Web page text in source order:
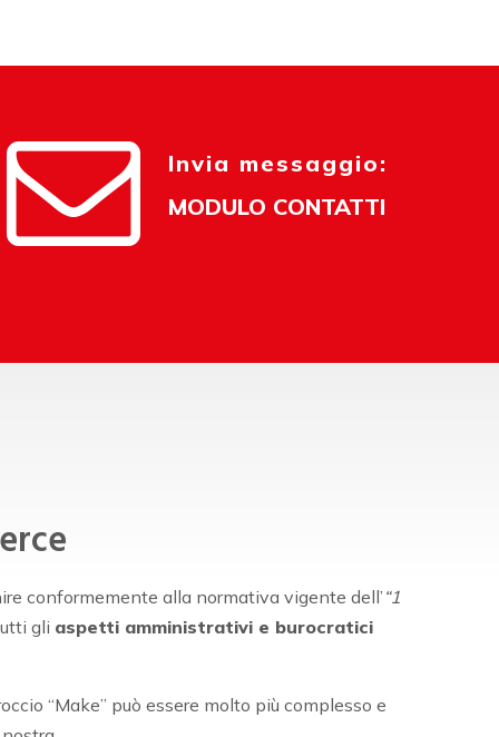
Invia messaggio:
MODULO CONTATTI
conformemente alla normativa vigente dell’ “1
gli aspetti amministrativi e burocratici
“Make” può essere molto più complesso e